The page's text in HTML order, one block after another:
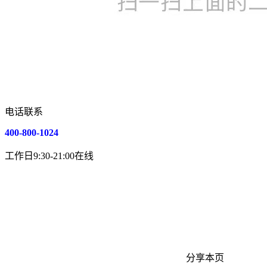
电话联系
400-800-1024
工作日9:30-21:00在线
分享本页